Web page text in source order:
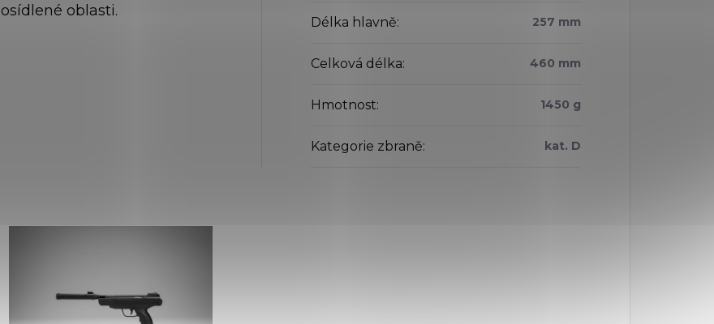
osídlené oblasti.
Délka hlavně: 257 mm
Celková délka: 460 mm
Hmotnost: 1450 g
Kategorie zbraně: kat. D